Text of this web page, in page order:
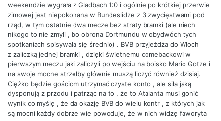
weekendzie wygrała z Gladbach 1:0 i ogólnie po krótkiej przerwie
zimowej jest niepokonana w Bundeslidze z 3 zwycięstwami pod
rząd, w tym ostatnie dwa mecze bez straty bramki (ale niech
nikogo to nie zmyli , bo obrona Dortmundu w obydwóch tych
spotkaniach spisywała się średnio) . BVB przyjeżdża do Włoch
z zaliczką jednej bramki , dzięki świetnemu comebackowi w
pierwszym meczu jaki zaliczyli po wejściu na boisko Mario Gotze i
na swoje mocne strzelby głównie muszą liczyć również dzisiaj.
Ciężko będzie gościom utrzymać czyste konto , ale siła jaką
dysponują z przodu i patrząc na to , że to Atalanta musi gonić
wynik co myślę , że da okazję BVB do wielu kontr , z których jak
są mocni każdy dobrze wie powoduje, że w nich widzę faworyta